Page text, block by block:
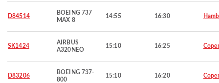
D84514
BOEING 737
MAX 8
14:55 16:30
SK1424
AIRBUS
A320NEO
15:10 16:25
D83206
BOEING 737-
800
15:10 16:20